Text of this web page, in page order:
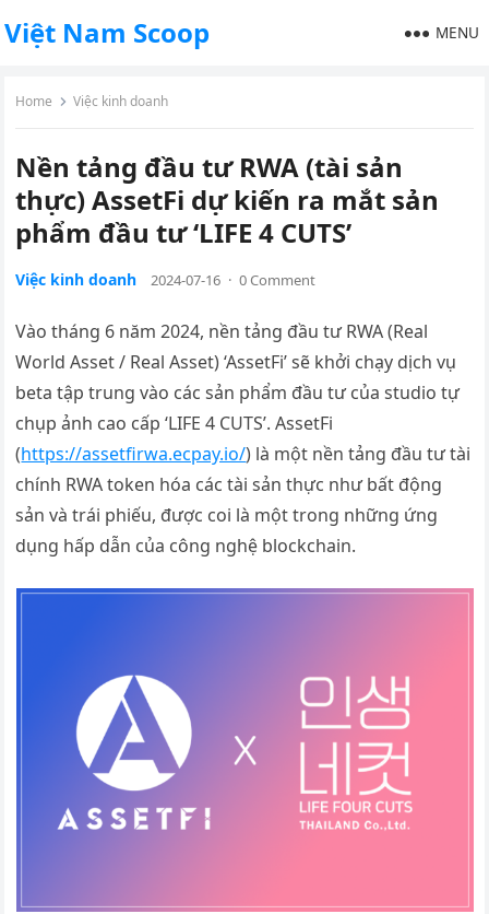
Việt Nam Scoop MENU
Home Việc kinh doanh
Nền tảng đầu tư RWA (tài sản
thực) AssetFi dự kiến ra mắt sản
phẩm đầu tư ‘LIFE 4 CUTS’
Việc kinh doanh 2024-07-16 · 0 Comment
Vào tháng 6 năm 2024, nền tảng đầu tư RWA (Real
World Asset / Real Asset) ‘AssetFi’ sẽ khởi chạy dịch vụ
beta tập trung vào các sản phẩm đầu tư của studio tự
chụp ảnh cao cấp ‘LIFE 4 CUTS’. AssetFi
(https://assetfirwa.ecpay.io/) là một nền tảng đầu tư tài
chính RWA token hóa các tài sản thực như bất động
sản và trái phiếu, được coi là một trong những ứng
dụng hấp dẫn của công nghệ blockchain.